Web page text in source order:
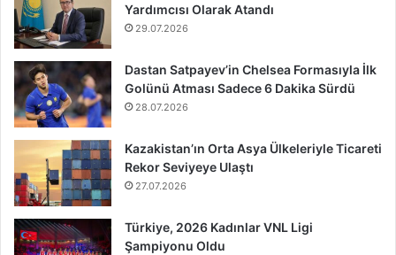
Yardımcısı Olarak Atandı
29.07.2026
Dastan Satpayev’in Chelsea Formasıyla İlk
Golünü Atması Sadece 6 Dakika Sürdü
28.07.2026
Kazakistan’ın Orta Asya Ülkeleriyle Ticareti
Rekor Seviyeye Ulaştı
27.07.2026
Türkiye, 2026 Kadınlar VNL Ligi
Şampiyonu Oldu